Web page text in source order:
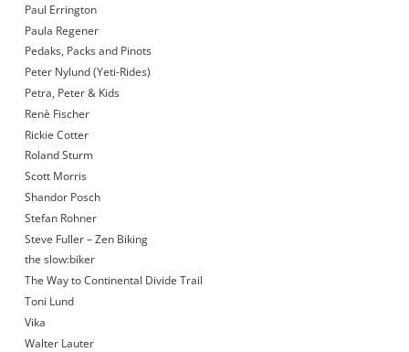
Paul Errington
Paula Regener
Pedaks, Packs and Pinots
Peter Nylund (Yeti-Rides)
Petra, Peter & Kids
Renè Fischer
Rickie Cotter
Roland Sturm
Scott Morris
Shandor Posch
Stefan Rohner
Steve Fuller – Zen Biking
the slow:biker
The Way to Continental Divide Trail
Toni Lund
Vika
Walter Lauter